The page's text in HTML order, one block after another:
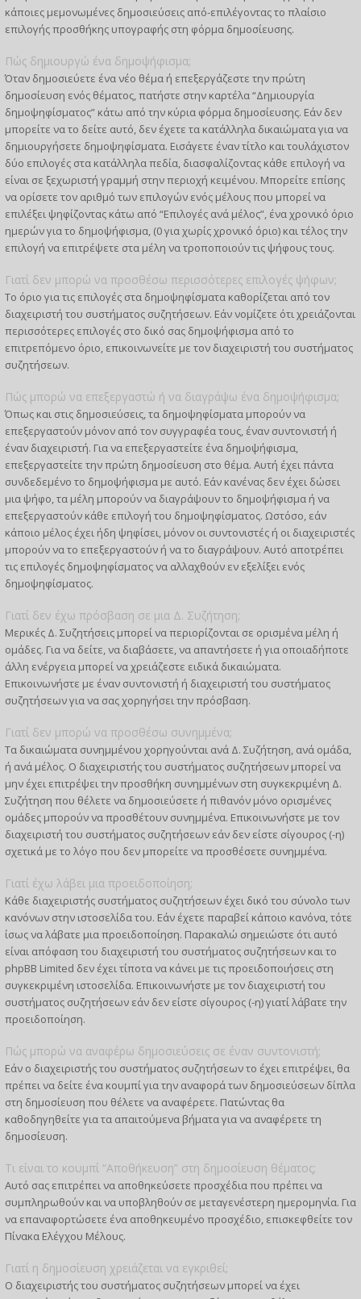
κάποιες μεμονωμένες δημοσιεύσεις από-επιλέγοντας το πλαίσιο
επιλογής προσθήκης υπογραφής στη φόρμα δημοσίευσης.
Πώς δημιουργώ ένα δημοψήφισμα;
Όταν δημοσιεύετε ένα νέο θέμα ή επεξεργάζεστε την πρώτη
δημοσίευση ενός θέματος, πατήστε στην καρτέλα “Δημιουργία
δημοψηφίσματος” κάτω από την κύρια φόρμα δημοσίευσης. Εάν δεν
μπορείτε να το δείτε αυτό, δεν έχετε τα κατάλληλα δικαιώματα για να
δημιουργήσετε δημοψηφίσματα. Εισάγετε έναν τίτλο και τουλάχιστον
δύο επιλογές στα κατάλληλα πεδία, διασφαλίζοντας κάθε επιλογή να
είναι σε ξεχωριστή γραμμή στην περιοχή κειμένου. Μπορείτε επίσης
να ορίσετε τον αριθμό των επιλογών ενός μέλους που μπορεί να
επιλέξει ψηφίζοντας κάτω από “Επιλογές ανά μέλος”, ένα χρονικό όριο
ημερών για το δημοψήφισμα, (0 για χωρίς χρονικό όριο) και τέλος την
επιλογή να επιτρέψετε στα μέλη να τροποποιούν τις ψήφους τους.
Γιατί δεν μπορώ να προσθέσω περισσότερες επιλογές ψήφων;
Το όριο για τις επιλογές στα δημοψηφίσματα καθορίζεται από τον
διαχειριστή του συστήματος συζητήσεων. Εάν νομίζετε ότι χρειάζονται
περισσότερες επιλογές στο δικό σας δημοψήφισμα από το
επιτρεπόμενο όριο, επικοινωνείτε με τον διαχειριστή του συστήματος
συζητήσεων.
Πώς μπορώ να επεξεργαστώ ή να διαγράψω ένα δημοψήφισμα;
Όπως και στις δημοσιεύσεις, τα δημοψηφίσματα μπορούν να
επεξεργαστούν μόνον από τον συγγραφέα τους, έναν συντονιστή ή
έναν διαχειριστή. Για να επεξεργαστείτε ένα δημοψήφισμα,
επεξεργαστείτε την πρώτη δημοσίευση στο θέμα. Αυτή έχει πάντα
συνδεδεμένο το δημοψήφισμα με αυτό. Εάν κανένας δεν έχει δώσει
μια ψήφο, τα μέλη μπορούν να διαγράψουν το δημοψήφισμα ή να
επεξεργαστούν κάθε επιλογή του δημοψηφίσματος. Ωστόσο, εάν
κάποιο μέλος έχει ήδη ψηφίσει, μόνον οι συντονιστές ή οι διαχειριστές
μπορούν να το επεξεργαστούν ή να το διαγράψουν. Αυτό αποτρέπει
τις επιλογές δημοψηφίσματος να αλλαχθούν εν εξελίξει ενός
δημοψηφίσματος.
Γιατί δεν έχω πρόσβαση σε μια Δ. Συζήτηση;
Μερικές Δ. Συζητήσεις μπορεί να περιορίζονται σε ορισμένα μέλη ή
ομάδες. Για να δείτε, να διαβάσετε, να απαντήσετε ή για οποιαδήποτε
άλλη ενέργεια μπορεί να χρειάζεστε ειδικά δικαιώματα.
Επικοινωνήστε με έναν συντονιστή ή διαχειριστή του συστήματος
συζητήσεων για να σας χορηγήσει την πρόσβαση.
Γιατί δεν μπορώ να προσθέσω συνημμένα;
Τα δικαιώματα συνημμένου χορηγούνται ανά Δ. Συζήτηση, ανά ομάδα,
ή ανά μέλος. Ο διαχειριστής του συστήματος συζητήσεων μπορεί να
μην έχει επιτρέψει την προσθήκη συνημμένων στη συγκεκριμένη Δ.
Συζήτηση που θέλετε να δημοσιεύσετε ή πιθανόν μόνο ορισμένες
ομάδες μπορούν να προσθέτουν συνημμένα. Επικοινωνήστε με τον
διαχειριστή του συστήματος συζητήσεων εάν δεν είστε σίγουρος (-η)
σχετικά με το λόγο που δεν μπορείτε να προσθέσετε συνημμένα.
Γιατί έχω λάβει μια προειδοποίηση;
Κάθε διαχειριστής συστήματος συζητήσεων έχει δικό του σύνολο των
κανόνων στην ιστοσελίδα του. Εάν έχετε παραβεί κάποιο κανόνα, τότε
ίσως να λάβατε μια προειδοποίηση. Παρακαλώ σημειώστε ότι αυτό
είναι απόφαση του διαχειριστή του συστήματος συζητήσεων και το
phpBB Limited δεν έχει τίποτα να κάνει με τις προειδοποιήσεις στη
συγκεκριμένη ιστοσελίδα. Επικοινωνήστε με τον διαχειριστή του
συστήματος συζητήσεων εάν δεν είστε σίγουρος (-η) γιατί λάβατε την
προειδοποίηση.
Πώς μπορώ να αναφέρω δημοσιεύσεις σε έναν συντονιστή;
Εάν ο διαχειριστής του συστήματος συζητήσεων το έχει επιτρέψει, θα
πρέπει να δείτε ένα κουμπί για την αναφορά των δημοσιεύσεων δίπλα
στη δημοσίευση που θέλετε να αναφέρετε. Πατώντας θα
καθοδηγηθείτε για τα απαιτούμενα βήματα για να αναφέρετε τη
δημοσίευση.
Τι είναι το κουμπί “Αποθήκευση” στη δημοσίευση θέματος;
Αυτό σας επιτρέπει να αποθηκεύσετε προσχέδια που πρέπει να
συμπληρωθούν και να υποβληθούν σε μεταγενέστερη ημερομηνία. Για
να επαναφορτώσετε ένα αποθηκευμένο προσχέδιο, επισκεφθείτε τον
Πίνακα Ελέγχου Μέλους.
Γιατί η δημοσίευση χρειάζεται να εγκριθεί;
Ο διαχειριστής του συστήματος συζητήσεων μπορεί να έχει